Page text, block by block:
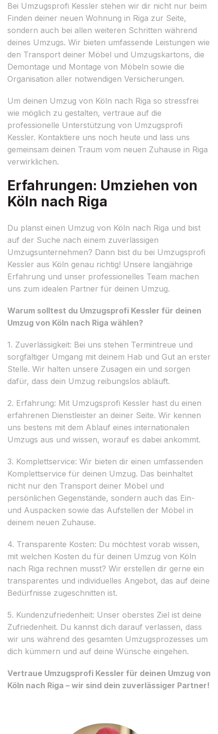
Bei Umzugsprofi Kessler stehen wir dir nicht nur beim
Finden deiner neuen Wohnung in Riga zur Seite,
sondern auch bei allen weiteren Schritten während
deines Umzugs. Wir bieten umfassende Leistungen wie
den Transport deiner Möbel und Umzugskartons, die
Demontage und Montage von Möbeln sowie die
Organisation aller notwendigen Versicherungen.
Um deinen Umzug von Köln nach Riga so stressfrei
wie möglich zu gestalten, vertraue auf die
professionelle Unterstützung von Umzugsprofi
Kessler. Kontaktiere uns noch heute und lass uns
gemeinsam deinen Traum vom neuen Zuhause in Riga
verwirklichen.
Erfahrungen: Umziehen von
Köln nach Riga
Du planst einen Umzug von Köln nach Riga und bist
auf der Suche nach einem zuverlässigen
Umzugsunternehmen? Dann bist du bei Umzugsprofi
Kessler aus Köln genau richtig! Unsere langjährige
Erfahrung und unser professionelles Team machen
uns zum idealen Partner für deinen Umzug.
Warum solltest du Umzugsprofi Kessler für deinen
Umzug von Köln nach Riga wählen?
1. Zuverlässigkeit: Bei uns stehen Termintreue und
sorgfältiger Umgang mit deinem Hab und Gut an erster
Stelle. Wir halten unsere Zusagen ein und sorgen
dafür, dass dein Umzug reibungslos abläuft.
2. Erfahrung: Mit Umzugsprofi Kessler hast du einen
erfahrenen Dienstleister an deiner Seite. Wir kennen
uns bestens mit dem Ablauf eines internationalen
Umzugs aus und wissen, worauf es dabei ankommt.
3. Komplettservice: Wir bieten dir einen umfassenden
Komplettservice für deinen Umzug. Das beinhaltet
nicht nur den Transport deiner Möbel und
persönlichen Gegenstände, sondern auch das Ein-
und Auspacken sowie das Aufstellen der Möbel in
deinem neuen Zuhause.
4. Transparente Kosten: Du möchtest vorab wissen,
mit welchen Kosten du für deinen Umzug von Köln
nach Riga rechnen musst? Wir erstellen dir gerne ein
transparentes und individuelles Angebot, das auf deine
Bedürfnisse zugeschnitten ist.
5. Kundenzufriedenheit: Unser oberstes Ziel ist deine
Zufriedenheit. Du kannst dich darauf verlassen, dass
wir uns während des gesamten Umzugsprozesses um
dich kümmern und auf deine Wünsche eingehen.
Vertraue Umzugsprofi Kessler für deinen Umzug von
Köln nach Riga – wir sind dein zuverlässiger Partner!